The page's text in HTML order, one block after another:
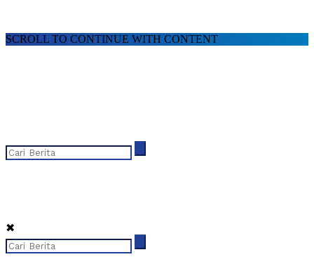
SCROLL TO CONTINUE WITH CONTENT
✖